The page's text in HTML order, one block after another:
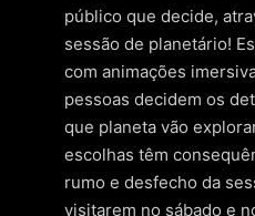
público que decide,
sessão de planetário!
com animações
pessoas decidem os
que planeta vão
escolhas têm
rumo e desfecho da
visitarem no sábado e